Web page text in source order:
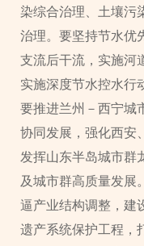
染综合治理、土壤污
治理。要坚持节水优
支流后干流，实施河
实施深度节水控水行
要推进兰州－西宁城
协同发展，强化西安
发挥山东半岛城市群
及城市群高质量发展
逼产业结构调整，建
遗产系统保护工程，